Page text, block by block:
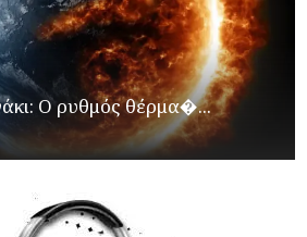
Ο ρυθμός θέρμα�...